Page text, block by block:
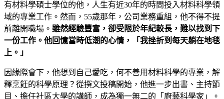
有材料學碩士學位的他，人生有近30年的時間投入材料科學領
域的專業工作。然而，55歲那年，公司業務重組，他不得不提
前離開職場。 雖然經驗豐富，卻受限於年紀較長，難以找到下
一份工作。他回憶當時低潮的心情，「我挫折到每天躺在地毯
上。」
因緣際會下，他想到自己愛吃，何不善用材料科學的專業，解
釋烹飪的科學原理？從撰文投稿開始，他進一步出書、主持節
目、擔任社區大學的講師，成為獨一無二的「廚藝科學家」。